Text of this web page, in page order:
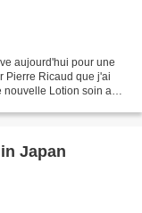
aujourd'hui pour une
Pierre Ricaud que j'ai
nouvelle Lotion soin aux
Japan